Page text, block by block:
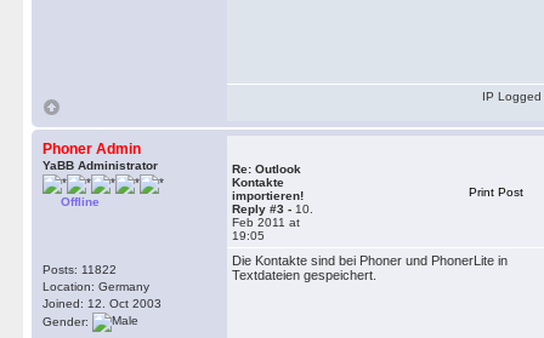
IP Logged
Phoner Admin
YaBB Administrator
Offline
Posts: 11822
Location: Germany
Joined: 12. Oct 2003
Gender:
Re: Outlook
Kontakte
importieren!
Reply #3 - 10.
Feb 2011 at
19:05
Print Post
Die Kontakte sind bei Phoner und PhonerLite in
Textdateien gespeichert.